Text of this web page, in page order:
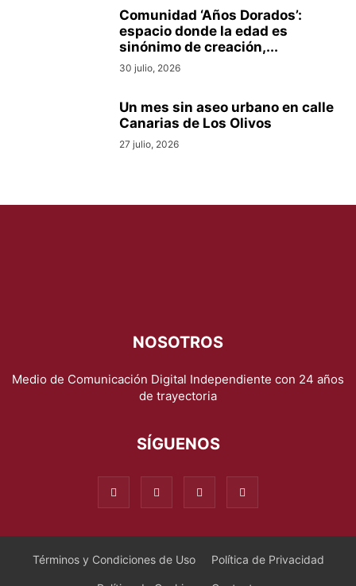
Comunidad ‘Años Dorados’:
espacio donde la edad es
sinónimo de creación,...
30 julio, 2026
Un mes sin aseo urbano en calle
Canarias de Los Olivos
27 julio, 2026
NOSOTROS
Medio de Comunicación Digital Independiente con 24 años
de trayectoria
SÍGUENOS
Términos y Condiciones de Uso Política de Privacidad